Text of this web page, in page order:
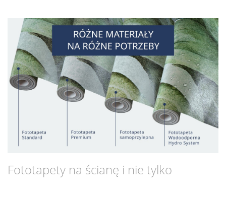
Fototapety na ścianę i nie tylko